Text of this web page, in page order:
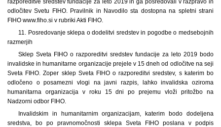
razporeditve sredstev fundacije za leto 2019 in ga posredovali v razpravo in
odločitev Svetu FIHO. Pravilnik in Navodilo sta dostopna na spletni strani
FIHO www.fiho.si v rubriki Akti FIHO.
11. Posredovanje sklepa o dodelitvi sredstev in pogodbe o medsebojnih
razmerjih
Sklep Sveta FIHO o razporeditvi sredstev fundacije za leto 2019 bodo
invalidske in humanitarne organizacije prejele v 15 dneh od odločitve na seji
Sveta FIHO. Zoper sklep Sveta FIHO o razporeditvi sredstev, s katerim bo
odločeno o posamezni vlogi na javni razpis, lahko invalidska oziroma
humanitarna organizacija v roku 15 dni po prejemu vloži pritožbo na
Nadzorni odbor FIHO.
Invalidskim in humanitarnim organizacijam, katerim bodo dodeljena
sredstva, bo po pravnomočnosti sklepa Sveta FIHO poslana v podpis